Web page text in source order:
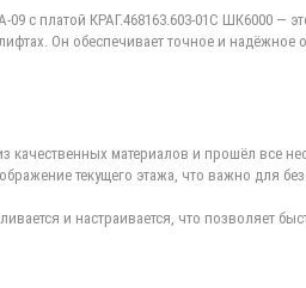
с платой КРАГ.468163.603-01С ШК6000 —
Он обеспечивает точное и
качественных материалов и прошёл все
текущего этажа, что важно для
и настраивается, что позволяет